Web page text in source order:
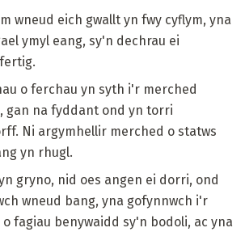
wneud eich gwallt yn fwy cyflym, yna
ymyl eang, sy'n dechrau ei
o ferchau yn syth i'r merched
gan na fyddant ond yn torri
Ni argymhellir merched o statws
yn rhugl.
gryno, nid oes angen ei dorri, ond
wneud bang, yna gofynnwch i'r
fagiau benywaidd sy'n bodoli, ac yna